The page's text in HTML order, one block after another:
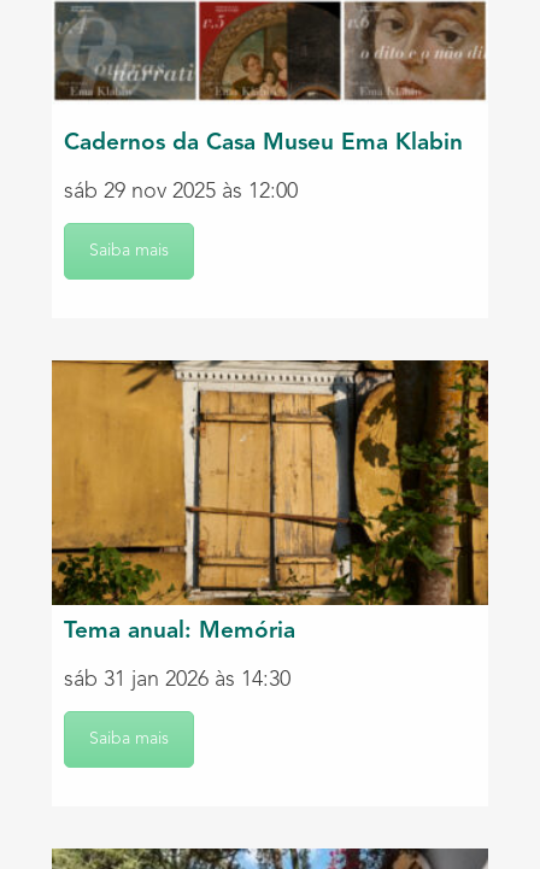
Cadernos da Casa Museu Ema Klabin
sáb 29 nov 2025 às 12:00
Saiba mais
Tema anual: Memória
sáb 31 jan 2026 às 14:30
Saiba mais